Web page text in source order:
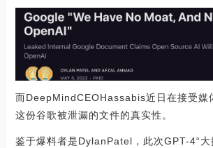
而DeepMindCEOHassabis近日在接受媒
这份谷歌被泄漏的文件的真实性。
鉴于爆料者是DylanPatel，此次GPT-4“大